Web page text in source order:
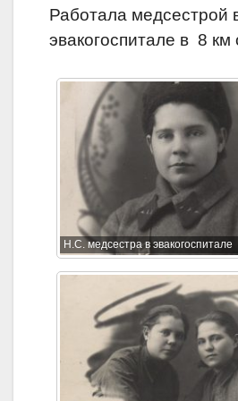
Работала медсестрой
эвакогоспитале в 8 км
Н.С. медсестра в эвакогоспитале